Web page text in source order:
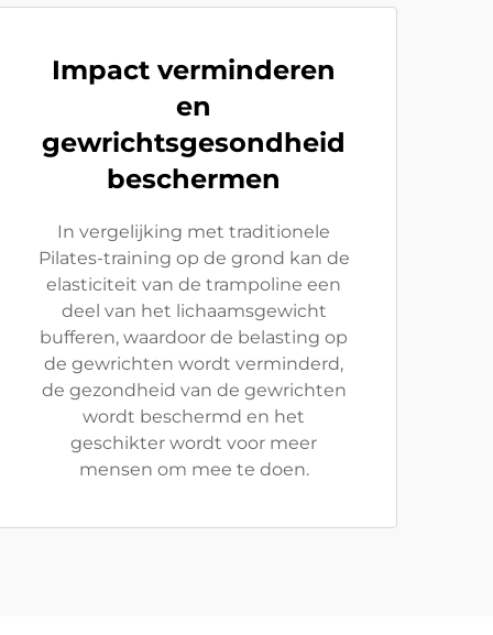
Impact verminderen
en
gewrichtsgesondheid
beschermen
In vergelijking met traditionele
Pilates-training op de grond kan de
elasticiteit van de trampoline een
deel van het lichaamsgewicht
bufferen, waardoor de belasting op
de gewrichten wordt verminderd,
de gezondheid van de gewrichten
wordt beschermd en het
geschikter wordt voor meer
mensen om mee te doen.